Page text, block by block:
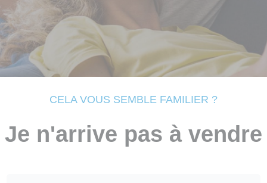
CELA VOUS SEMBLE FAMILIER ?
Je n'arrive pas à vendre